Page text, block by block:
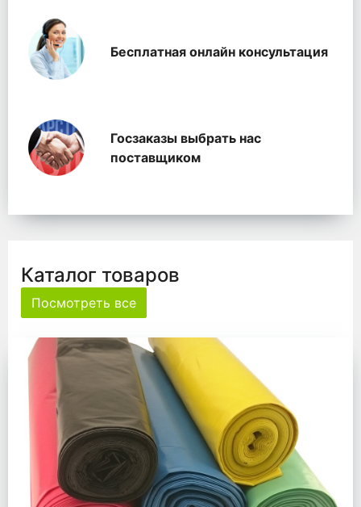
Бесплатная онлайн консультация
Госзаказы выбрать нас
поставщиком
Каталог товаров
Посмотреть все